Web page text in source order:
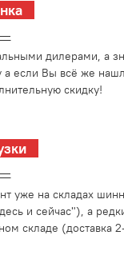
дилерами, а
а если Вы всё же
скидку!
уже на складах
и сейчас"), а
складе (доставка